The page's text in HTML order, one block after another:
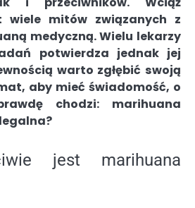
wiele mitów związanych z
medyczną. Wielu lekarzy
potwierdza jednak jej
warto zgłębić swoją
aby mieć świadomość, o
chodzi: marihuana
jest marihuana